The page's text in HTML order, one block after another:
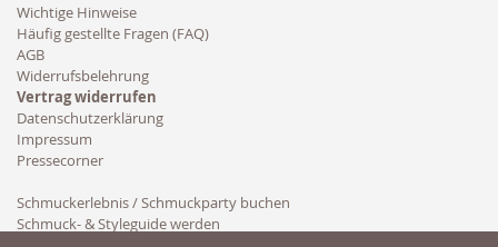
Wichtige Hinweise
Häufig gestellte Fragen (FAQ)
AGB
Widerrufsbelehrung
Vertrag widerrufen
Datenschutzerklärung
Impressum
Pressecorner
Schmuckerlebnis / Schmuckparty buchen
Schmuck- & Styleguide werden